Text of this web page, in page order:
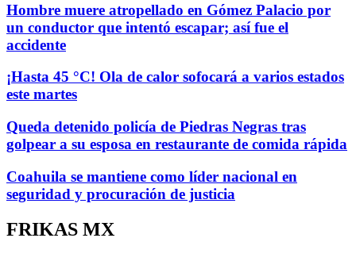
Hombre muere atropellado en Gómez Palacio por
un conductor que intentó escapar; así fue el
accidente
¡Hasta 45 °C! Ola de calor sofocará a varios estados
este martes
Queda detenido policía de Piedras Negras tras
golpear a su esposa en restaurante de comida rápida
Coahuila se mantiene como líder nacional en
seguridad y procuración de justicia
FRIKAS MX